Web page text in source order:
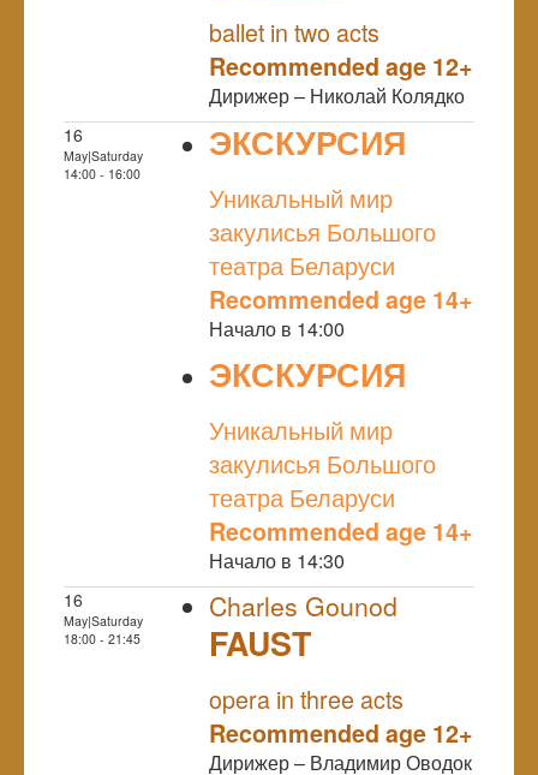
ballet in two acts
Recommended age 12+
Дирижер – Николай Колядко
16
May|Saturday
14:00 - 16:00
ЭКСКУРСИЯ
Уникальный мир
закулисья Большого
театра Беларуси
Recommended age 14+
Начало в 14:00
ЭКСКУРСИЯ
Уникальный мир
закулисья Большого
театра Беларуси
Recommended age 14+
Начало в 14:30
16
May|Saturday
18:00 - 21:45
Charles Gounod
FAUST
opera in three acts
Recommended age 12+
Дирижер – Владимир Оводок